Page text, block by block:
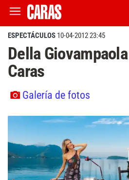
ESPECTÁCULOS 10-04-2012 23:45
Della
Caras
Galería de fotos